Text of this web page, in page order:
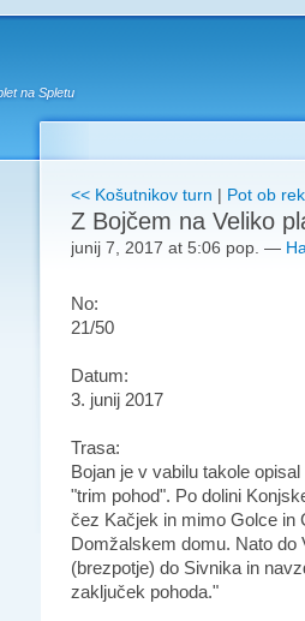
na Spletu
<< Košutnikov turn | Pot ob
Z Bojčem na Veliko
junij 7, 2017 at 5:06 pop. —
No:
21/50
Datum:
3. junij 2017
Trasa:
Bojan je v vabilu takole
"trim pohod". Po dolini
čez Kačjek in mimo Golce in
Domžalskem domu. Nato do
(brezpotje) do Sivnika in
zaključek pohoda."